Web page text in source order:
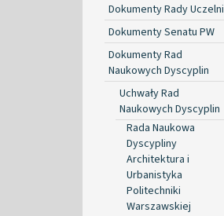
Dokumenty Rady Uczelni
Dokumenty Senatu PW
Dokumenty Rad
Naukowych Dyscyplin
Uchwały Rad
Naukowych Dyscyplin
Rada Naukowa
Dyscypliny
Architektura i
Urbanistyka
Politechniki
Warszawskiej